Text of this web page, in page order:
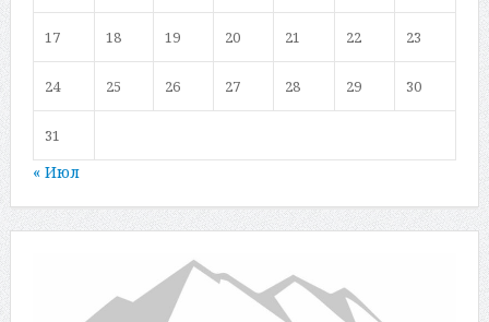
17 18 19 20 21 22 23
24 25 26 27 28 29 30
31
« Июл